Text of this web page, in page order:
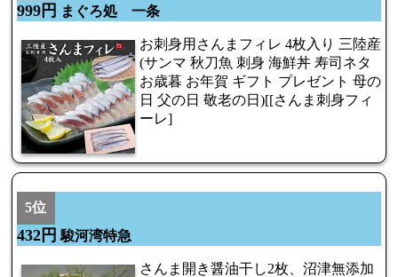
999円 まぐろ処 一条
お刺身用さんまフィレ 4枚入り 三陸産
(サンマ 秋刀魚 刺身 海鮮丼 寿司ネタ
お歳暮 お年賀 ギフト プレゼント 母の
日 父の日 敬老の日)[[さんま刺身フィ
ーレ]
5位
432円 駿河湾特急
さんま開き醤油干し2枚、沼津無添加